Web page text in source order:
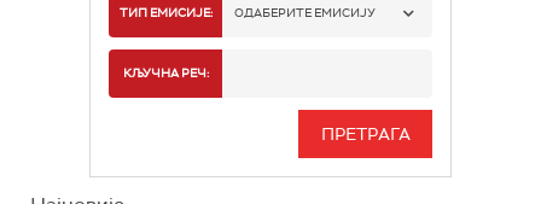
РТС 1
РТС 3
ТИП ЕМИСИЈЕ: ОДАБЕРИТЕ ЕМИСИЈУ
ИНФО
КЉУЧНА РЕЧ: